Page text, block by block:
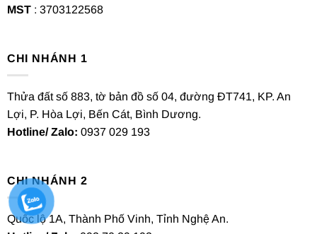
MST: 3703122568
CHI NHÁNH 1
Thửa đất số 883, tờ bản đồ số 04, đường ĐT741, KP. An
Lợi, P. Hòa Lợi, Bến Cát, Bình Dương.
Hotline/ Zalo: 0937 029 193
CHI NHÁNH 2
Quốc lộ 1A, Thành Phố Vinh, Tỉnh Nghệ An.